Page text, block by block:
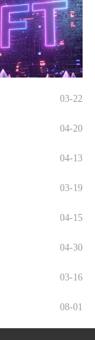
03-22
04-20
04-13
03-19
04-15
04-30
03-16
08-01